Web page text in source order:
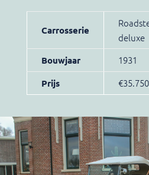
Carrosserie
deluxe
Bouwjaar 1931
Prijs